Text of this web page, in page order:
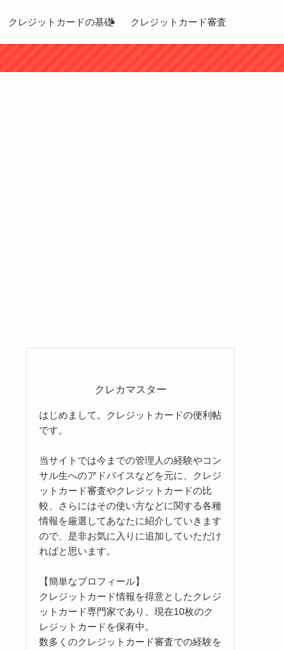
クレジットカードの基礎 クレジットカード審査
クレカマスター
はじめまして。クレジットカードの便利帖
です。
当サイトでは今までの管理人の経験やコン
サル生へのアドバイスなどを元に、クレジ
ットカード審査やクレジットカードの比
較、さらにはその使い方などに関する各種
情報を厳選してあなたに紹介していきます
ので、是非お気に入りに追加していただけ
ればと思います。
【簡単なプロフィール】
クレジットカード情報を得意としたクレジ
ットカード専門家であり、現在10枚のク
レジットカードを保有中。
数多くのクレジットカード審査での経験を